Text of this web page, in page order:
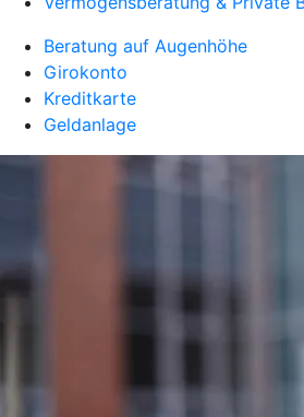
Beratung auf Augenhöhe
Girokonto
Kreditkarte
Geldanlage